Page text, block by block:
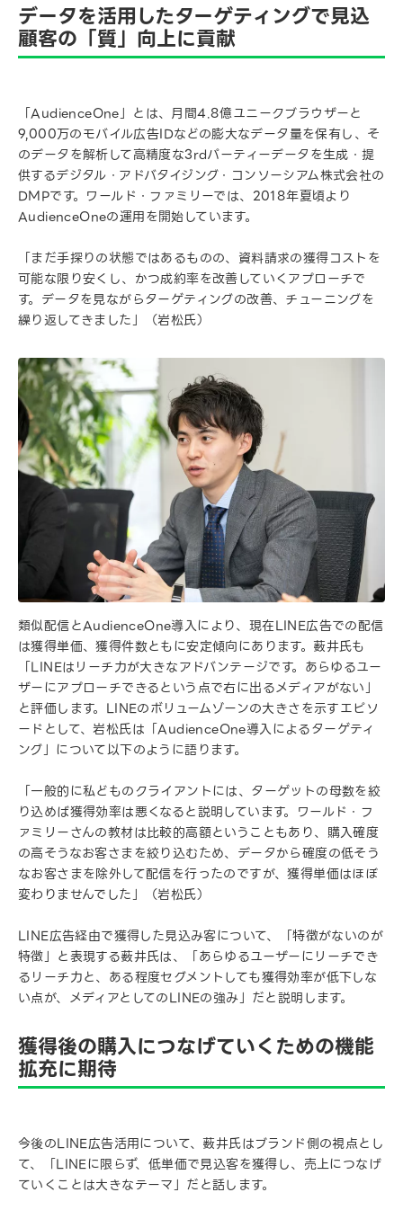
データを活用したターゲティングで見込
顧客の「質」向上に貢献
「AudienceOne」とは、月間4.8億ユニークブラウザーと
9,000万のモバイル広告IDなどの膨大なデータ量を保有し、そ
のデータを解析して高精度な3rdパーティーデータを生成・提
供するデジタル・アドバタイジング・コンソーシアム株式会社の
DMPです。ワールド・ファミリーでは、2018年夏頃より
AudienceOneの運用を開始しています。
「まだ手探りの状態ではあるものの、資料請求の獲得コストを
可能な限り安くし、かつ成約率を改善していくアプローチで
す。データを見ながらターゲティングの改善、チューニングを
繰り返してきました」（岩松氏）
類似配信とAudienceOne導入により、現在LINE広告での配信
は獲得単価、獲得件数ともに安定傾向にあります。薮井氏も
「LINEはリーチ力が大きなアドバンテージです。あらゆるユー
ザーにアプローチできるという点で右に出るメディアがない」
と評価します。LINEのボリュームゾーンの大きさを示すエピソ
ードとして、岩松氏は「AudienceOne導入によるターゲティ
ング」について以下のように語ります。
「一般的に私どものクライアントには、ターゲットの母数を絞
り込めば獲得効率は悪くなると説明しています。ワールド・フ
ァミリーさんの教材は比較的高額ということもあり、購入確度
の高そうなお客さまを絞り込むため、データから確度の低そう
なお客さまを除外して配信を行ったのですが、獲得単価はほぼ
変わりませんでした」（岩松氏）
LINE広告経由で獲得した見込み客について、「特徴がないのが
特徴」と表現する薮井氏は、「あらゆるユーザーにリーチでき
るリーチ力と、ある程度セグメントしても獲得効率が低下しな
い点が、メディアとしてのLINEの強み」だと説明します。
獲得後の購入につなげていくための機能
拡充に期待
今後のLINE広告活用について、薮井氏はブランド側の視点とし
て、「LINEに限らず、低単価で見込客を獲得し、売上につなげ
ていくことは大きなテーマ」だと話します。